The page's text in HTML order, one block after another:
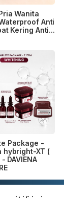
Wanita
Anti
Kering Anti...
Package -
hybright-XT (
DAVIENA